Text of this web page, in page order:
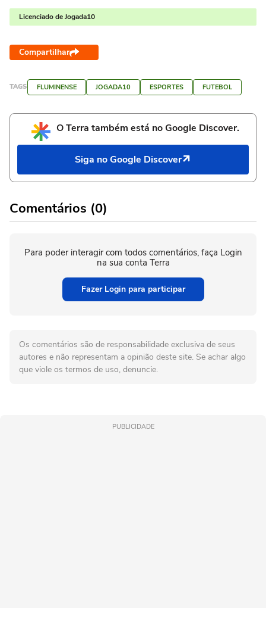
Licenciado de Jogada10
Compartilhar
TAGS FLUMINENSE JOGADA10 ESPORTES FUTEBOL
O Terra também está no Google Discover.
Siga no Google Discover
Comentários (0)
Para poder interagir com todos comentários, faça Login
na sua conta Terra
Fazer Login para participar
Os comentários são de responsabilidade exclusiva de seus
autores e não representam a opinião deste site. Se achar algo
que viole os termos de uso, denuncie.
PUBLICIDADE